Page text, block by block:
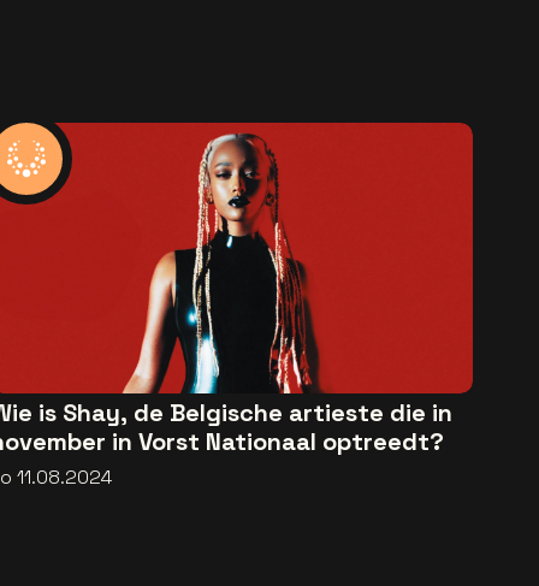
is Shay, de Belgische artieste die in
in Vorst Nationaal optreedt?
11.08.2024